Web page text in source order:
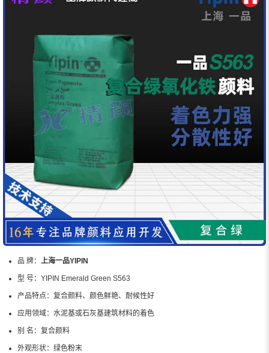
品 牌： 上海一品YIPIN
型 号： YIPIN Emerald Green S563
产品特点： 复合颜料、颜色鲜艳、耐候性好
应用领域： 水泥基或石灰基建筑材料的着色
别 名： 复合颜料
外观形状： 绿色粉末